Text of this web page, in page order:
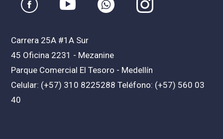
Carrera 25A #1A Sur
45 Oficina 2231 - Mezanine
Parque Comercial El Tesoro - Medellín
Celular: (+57) 310 8225288 Teléfono: (+57) 560 03
40